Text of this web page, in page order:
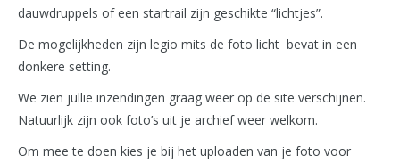
dauwdruppels of een startrail zijn geschikte “lichtjes”.
De mogelijkheden zijn legio mits de foto licht bevat in een
donkere setting.
We zien jullie inzendingen graag weer op de site verschijnen.
Natuurlijk zijn ook foto’s uit je archief weer welkom.
Om mee te doen kies je bij het uploaden van je foto voor